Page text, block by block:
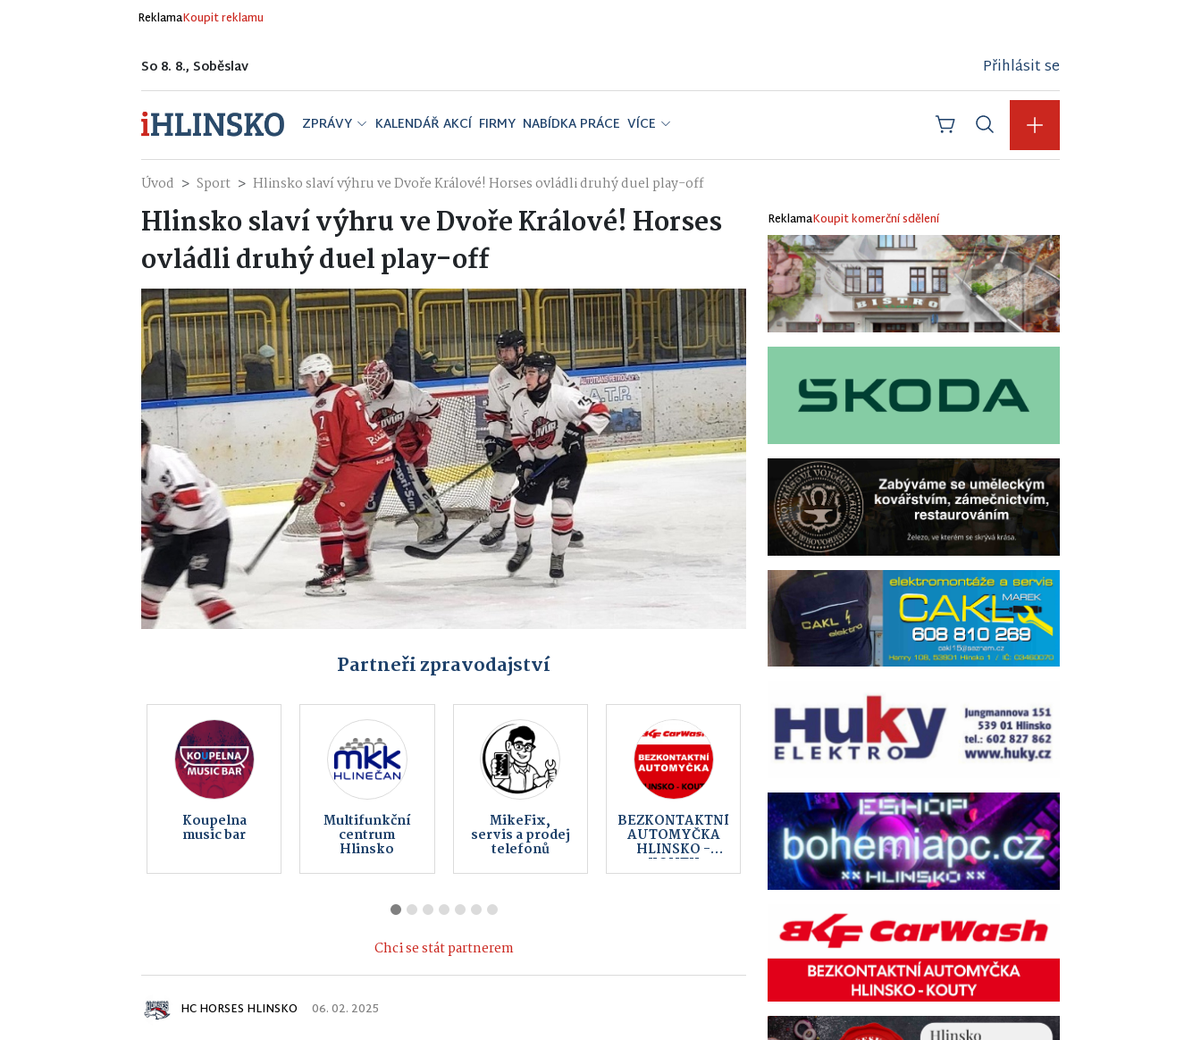
ReklamaKoupit reklamu
So 8. 8., Soběslav Přihlásit se
ZPRÁVY KALENDÁŘ AKCÍ FIRMY NABÍDKA PRÁCE VÍCE
Úvod Sport Hlinsko slaví výhru ve Dvoře Králové! Horses ovládli druhý duel play-off
Hlinsko slaví výhru ve Dvoře Králové! Horses
ovládli druhý duel play-off
Partneři zpravodajství
Bistro GAMAS Pujc-auto.cz PŘÍHODA s. r.
o.
HUKY s.r.o.
Elektro
Chci se stát partnerem
HC HORSES HLINSKO 06. 02. 2025
ReklamaKoupit komerční sdělení